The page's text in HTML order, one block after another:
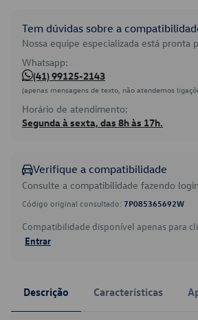
Tem dúvidas sobre a
Nossa equipe especializada está pronta
Whatsapp:
(41) 99125-2143
(apenas mensagens de texto, não atendemos
Horário de atendimento:
Segunda à sexta, das 8h às 17h.
Verifique a compatibilidade
Consulte a compatibilidade fazendo
Código original consultado: 7P085365692W
Compatibilidade disponível apenas para
Entrar
Descrição Características